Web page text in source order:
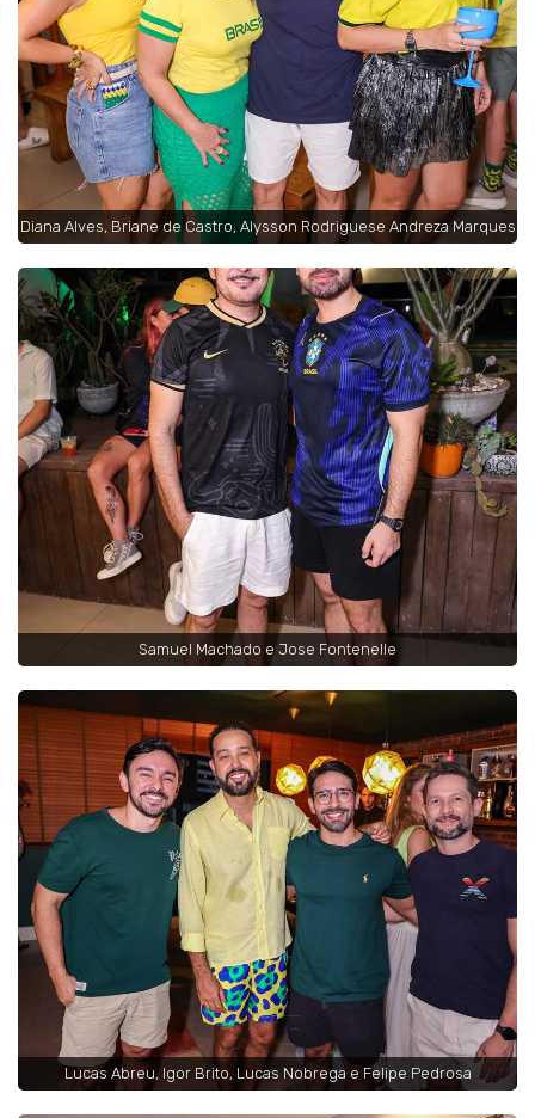
Diana Alves, Briane de Castro, Alysson Rodriguese Andreza Marques
Samuel Machado e Jose Fontenelle
Lucas Abreu, Igor Brito, Lucas Nobrega e Felipe Pedrosa